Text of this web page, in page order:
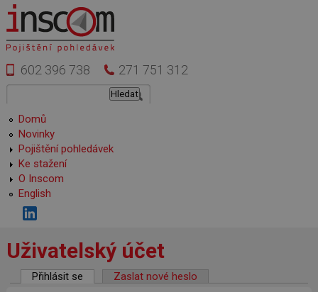
Přejít k hlavnímu obsahu
602 396 738 271 751 312
Hlavní menu
Domů
Novinky
Pojištění pohledávek
Ke stažení
O Inscom
English
Uživatelský účet
Hlavní záložky
Přihlásit se (aktivní záložka)
Zaslat nové heslo